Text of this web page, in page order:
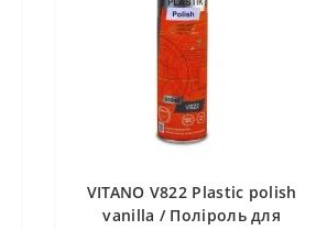
VITANO V822 Plastic polish
vanilla / Поліроль для